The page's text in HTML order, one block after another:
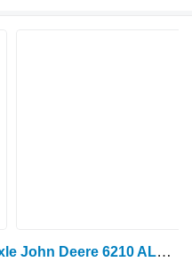
Náprava John Deere Front axle John Deere 6210 AL151666 na kolesového traktora John Deere 6210